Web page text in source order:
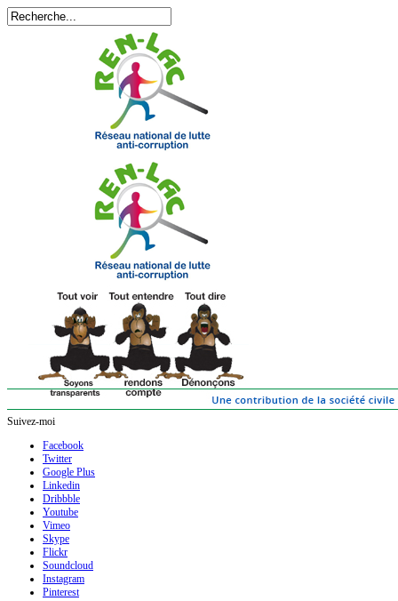
Suivez-moi
Facebook
Twitter
Google Plus
Linkedin
Dribbble
Youtube
Vimeo
Skype
Flickr
Soundcloud
Instagram
Pinterest